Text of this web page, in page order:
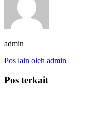
admin
Pos lain oleh admin
Pos terkait